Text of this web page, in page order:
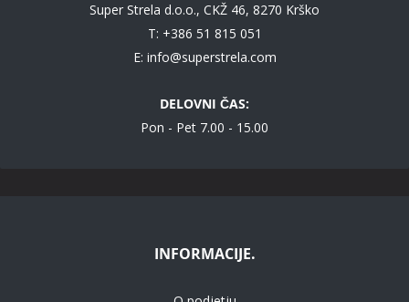
Super Strela d.o.o., CKŽ 46, 8270 Krško
T: +386 51 815 051
E: info@superstrela.com
DELOVNI ČAS:
Pon - Pet 7.00 - 15.00
INFORMACIJE.